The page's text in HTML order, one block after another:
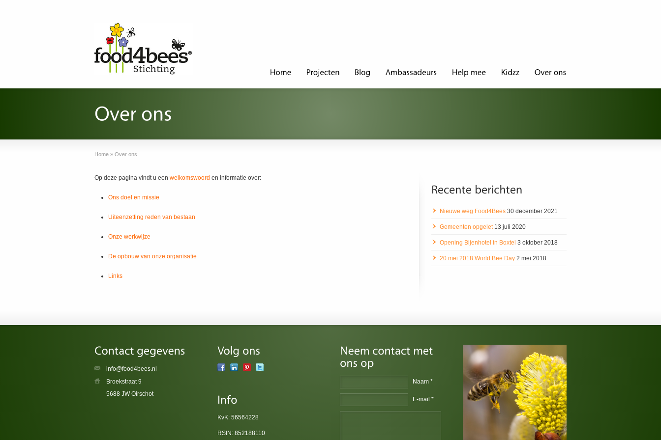
Home » Over ons
Op deze pagina vindt u een welkomswoord en informatie over:
Ons doel en missie
Uiteenzetting reden van bestaan
Onze werkwijze
De opbouw van onze organisatie
Links
Nieuwe weg Food4Bees 30 december 2021
Gemeenten opgelet 13 juli 2020
Opening Bijenhotel in Boxtel 3 oktober 2018
20 mei 2018 World Bee Day 2 mei 2018
info@food4bees.nl
Broekstraat 9
5688 JW Oirschot
KvK: 56564228
RSIN: 852188110
Naam *
E-mail *